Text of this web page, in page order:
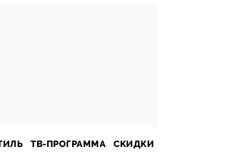
ТВ-ПРОГРАММА СКИДКИ